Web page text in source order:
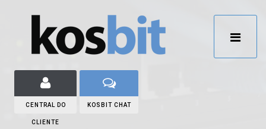
CENTRAL DO
CLIENTE
KOSBIT CHAT